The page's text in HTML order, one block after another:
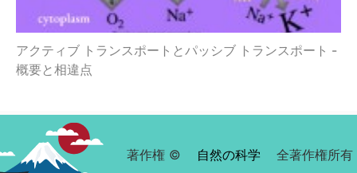
アクティブ トランスポートとパッシブ トランスポート -
概要と相違点
著作権 © 自然の科学 全著作権所有